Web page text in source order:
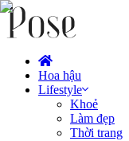
Hoa hậu
Lifestyle
Khoẻ
Làm đẹp
Thời trang